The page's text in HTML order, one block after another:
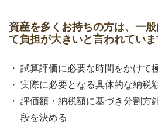
資産を多くお持ちの方は、一
て負担が大きいと言われていま
試算評価に必要な時間をかけて
実際に必要となる具体的な納税
評価額・納税額に基づき分割方
段を決める